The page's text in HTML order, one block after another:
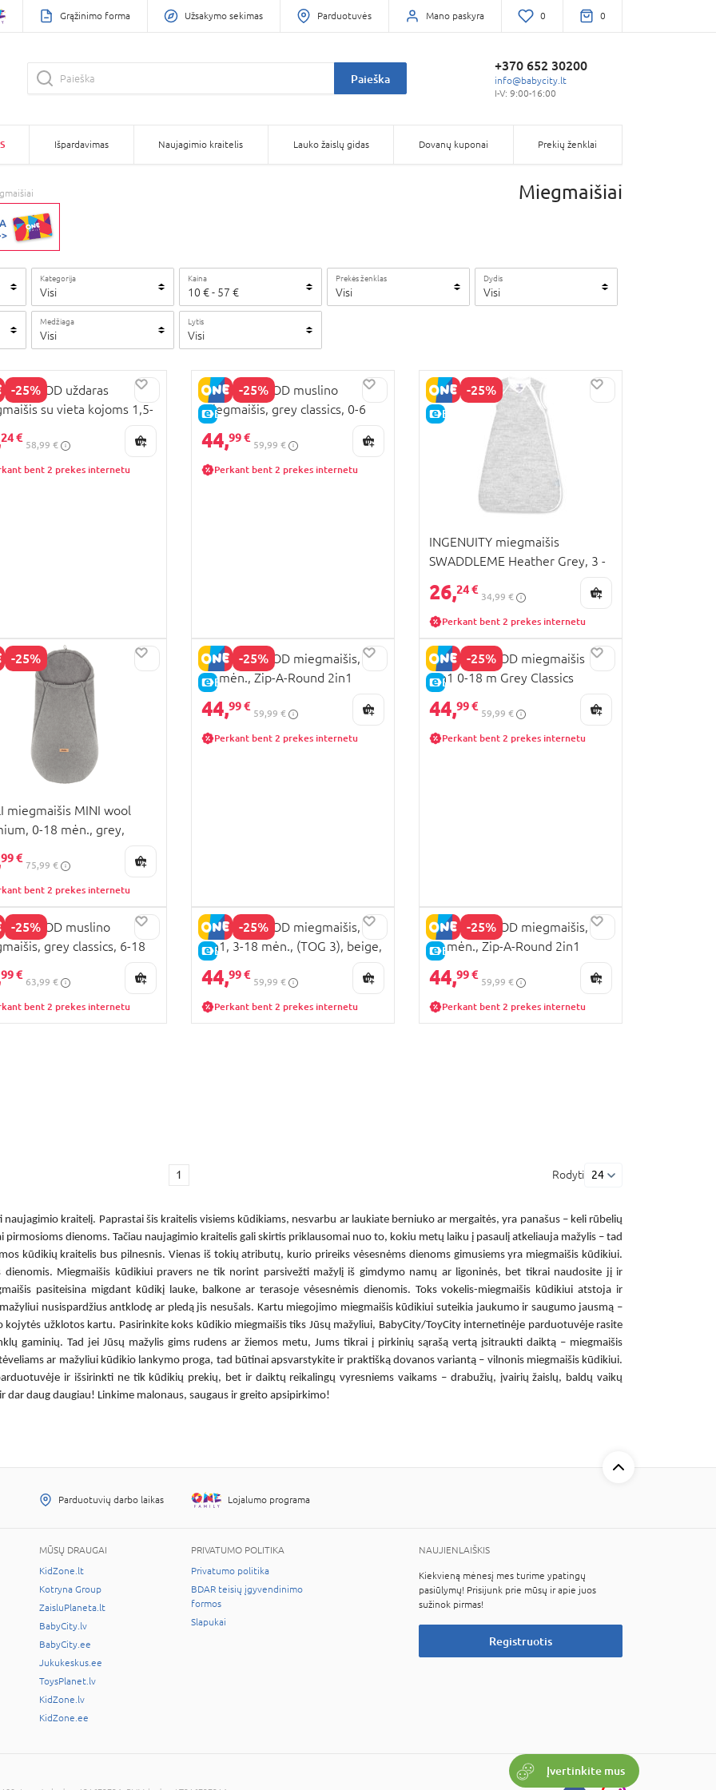
Grąžinimo forma Užsakymo sekimas Parduotuvės Mano paskyra 0 0
Paieška
+370 652 30200
info@babycity.lt
I-V: 9:00-16:00
Išpardavimas Naujagimio kraitelis Lauko žaislų gidas Dovanų kuponai Prekių ženklai
Miegmaišiai
Kategorija
Visi
Kaina
10 €- 57 €
Prekės ženklas
Visi
Dydis
Visi
Medžiaga
Visi
Lytis
Visi
-25%
uždaras
su vieta kojoms 1,5-
Grey classics, 112/138
24 €
58,99 €
bent 2 prekes internetu
-25%
E-KAINA
MOTHERHOOD muslino
miegmaišis, grey classics, 0-6
mėn., 071/138
44,99 €
59,99 €
Perkant bent 2 prekes internetu
-25%
E-KAINA
INGENUITY miegmaišis
SWADDLEME Heather Grey, 3 -
26,24 €
34,99 €
Perkant bent 2 prekes internetu
-25%
miegmaišis MINI wool
0-18 mėn., grey,
99 €
75,99 €
bent 2 prekes internetu
-25%
E-KAINA
MOTHERHOOD miegmaišis, 3-
18 mėn., Zip-A-Round 2in1
(TOG 2), rožinis, 094/171
44,99 €
59,99 €
Perkant bent 2 prekes internetu
-25%
E-KAINA
MOTHERHOOD miegmaišis
2in1 0-18 m Grey Classics
092/138
44,99 €
59,99 €
Perkant bent 2 prekes internetu
-25%
muslino
grey classics, 6-18
072/138 0,5 TOG
99 €
63,99 €
bent 2 prekes internetu
-25%
E-KAINA
MOTHERHOOD miegmaišis,
2in1, 3-18 mėn., (TOG 3), beige,
092/169
44,99 €
59,99 €
Perkant bent 2 prekes internetu
-25%
E-KAINA
MOTHERHOOD miegmaišis, 3-
18 mėn., Zip-A-Round 2in1
(TOG 2), beige, 094/169
44,99 €
59,99 €
Perkant bent 2 prekes internetu
1 Rodyti 24
kraitelį. Paprastai šis kraitelis visiems kūdikiams, nesvarbu ar laukiate berniuko ar mergaitės, yra panašus – keli rūbelių
dienoms. Tačiau naujagimio kraitelis gali skirtis priklausomai nuo to, kokiu metų laiku į pasaulį atkeliauja mažylis – tad
kūdikių kraitelis bus pilnesnis. Vienas iš tokių atributų, kurio prireiks vėsesnėms dienoms gimusiems yra miegmaišis kūdikiui.
dienomis. Miegmaišis kūdikiuipravers ne tik norint parsivežti mažylį iš gimdymo namų ar ligoninės, bet tikrai naudosite jį ir
pasiteisina migdant kūdikį lauke, balkone ar terasoje vėsesnėmis dienomis. Toksvokelis-miegmaišis kūdikiui atstoja ir
nusispardžius antklodę ar pledą jis nesušals. Kartu miegojimo miegmaišis kūdikiui suteikia jaukumo ir saugumo jausmą –
kojytės užklotos kartu. Pasirinkite koks kūdikio miegmaišis tiks Jūsų mažyliui, BabyCity/ToyCity internetinėje parduotuvėje rasite
gaminių. Tad jei Jūsų mažylis gims rudens ar žiemos metu, Jums tikrai į pirkinių sąrašą vertą įsitraukti daiktą – miegmaišis
ar mažyliui kūdikio lankymo proga, tad būtinai apsvarstykite ir praktišką dovanos variantą – vilnonis miegmaišis kūdikiui.
ir išsirinkti ne tik kūdikių prekių, bet ir daiktų reikalingų vyresniems vaikams – drabužių, įvairių žaislų, baldų vaikų
daug daugiau! Linkime malonaus, saugaus ir greito apsipirkimo!
Įvertinkite mus
Parduotuvių darbo laikas Lojalumo programa
MŪSŲ DRAUGAI
KidZone.lt
Kotryna Group
ZaisluPlaneta.lt
BabyCity.lv
BabyCity.ee
Jukukeskus.ee
ToysPlanet.lv
KidZone.lv
KidZone.ee
PRIVATUMO POLITIKA
Privatumo politika
BDAR teisių įgyvendinimo
formos
Slapukai
NAUJIENLAIŠKIS
Kiekvieną mėnesį mes turime ypatingų
pasiūlymų! Prisijunk prie mūsų ir apie juos
sužinok pirmas!
Registruotis